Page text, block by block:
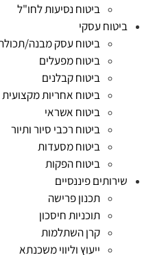
ביטוח נסיעות לחו"ל
ביטוח עסקי
ביטוח עסק מבנה/תכולה
ביטוח מפעלים
ביטוח קבלנים
ביטוח אחריות מקצועית
ביטוח אשראי
ביטוח רכבי סיור ותיור
ביטוח מסעדות
ביטוח הפקות
שירותים פיננסיים
תכנון פרישה
תוכניות חיסכון
קרן השתלמות
ייעוץ וליווי משכנתא